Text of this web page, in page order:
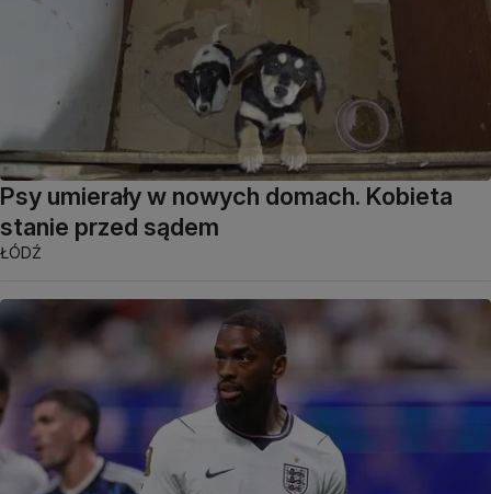
Psy umierały w nowych domach. Kobieta
stanie przed sądem
ŁÓDŹ